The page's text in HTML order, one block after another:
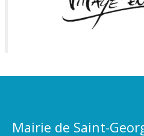
Mairie de Saint-